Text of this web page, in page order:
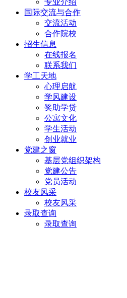
专业介绍
国际交流与合作
交流活动
合作院校
招生信息
在线报名
联系我们
学工天地
心理启航
学风建设
奖助学贷
公寓文化
学生活动
创业就业
党建之窗
基层党组织架构
党建公告
党员活动
校友风采
校友风采
录取查询
录取查询